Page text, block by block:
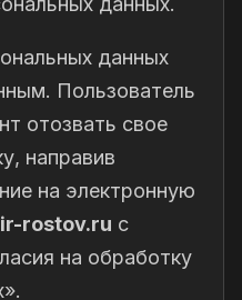
данных
Пользователь
отозвать свое
направив
на электронную
rostov.ru с
на обработку